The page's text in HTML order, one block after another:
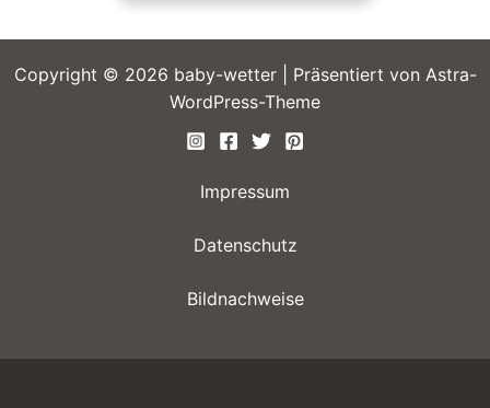
Copyright © 2026 baby-wetter | Präsentiert von Astra-
WordPress-Theme
Impressum
Datenschutz
Bildnachweise